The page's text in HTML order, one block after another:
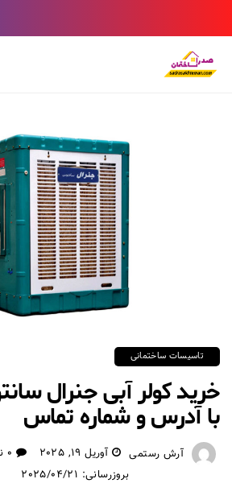
تاسیسات ساختمانی
خرید کولر آبی جنرال
با آدرس و شماره تماس
آرش رستمی آوریل 19, 2025 0 نظر
بروزرسانی: 2025/04/21